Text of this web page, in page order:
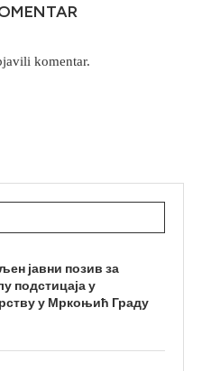
komentar.
јавни позив за
подстицаја у
у Мркоњић Граду